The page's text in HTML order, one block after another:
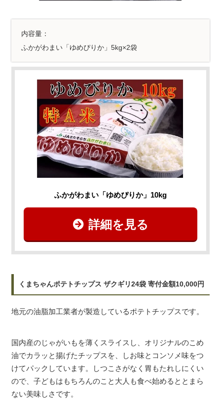
内容量：
ふかがわまい「ゆめぴりか」5kg×2袋
ふかがわまい「ゆめぴりか」10kg
詳細を見る
くまちゃんポテトチップス ザクギリ24袋 寄付金額10,000円
地元の油脂加工業者が製造しているポテトチップスです。
国内産のじゃがいもを薄くスライスし、オリジナルのこめ
油でカラッと揚げたチップスを、しお味とコンソメ味をつ
けてパックしています。しつこさがなく胃もたれしにくい
ので、子どもはもちろんのこと大人も食べ始めるととまら
ない美味しさです。